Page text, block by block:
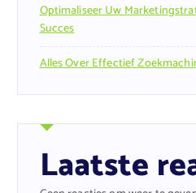
Optimaliseer Uw
Succes
Alles Over Effectief
Laatste